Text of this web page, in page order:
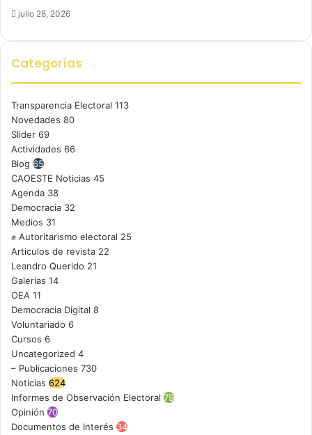
julio 28, 2026
Categorías
Transparencia Electoral 113
Novedades 80
Slider 69
Actividades 66
Blog 65
CAOESTE Noticias 45
Agenda 38
Democracia 32
Medios 31
✊ Autoritarismo electoral 25
Articulos de revista 22
Leandro Querido 21
Galerias 14
OEA 11
Democracia Digital 8
Voluntariado 6
Cursos 6
Uncategorized 4
– Publicaciones 730
Noticias 624
Informes de Observación Electoral 79
Opinión 70
Documentos de Interés 34